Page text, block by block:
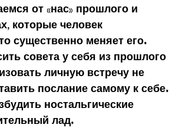
от «нас» прошлого и
которые человек
существенно меняет его.
совета у себя из прошлого
личную встречу не
послание самому к себе.
ностальгические
лад.